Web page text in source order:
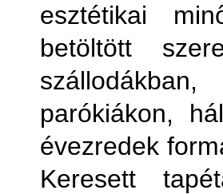
esztétikai
betöltött
parókiákon,
évezredek
Keresett